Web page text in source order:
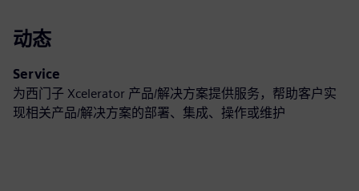
动态
Service
为西门子 Xcelerator 产品/解决方案提供服务，帮助客户实
现相关产品/解决方案的部署、集成、操作或维护